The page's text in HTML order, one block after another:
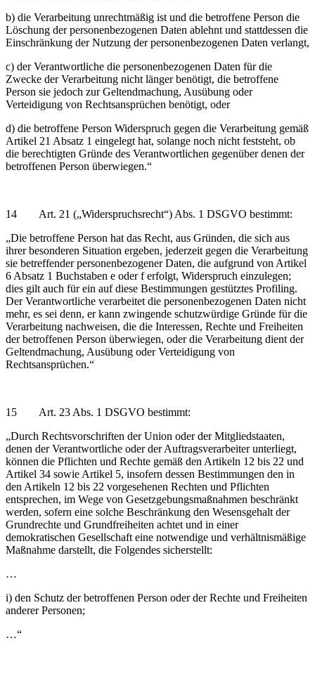
b) die Verarbeitung unrechtmäßig ist und die betroffene Person die
Löschung der personenbezogenen Daten ablehnt und stattdessen die
Einschränkung der Nutzung der personenbezogenen Daten verlangt,
c) der Verantwortliche die personenbezogenen Daten für die
Zwecke der Verarbeitung nicht länger benötigt, die betroffene
Person sie jedoch zur Geltendmachung, Ausübung oder
Verteidigung von Rechtsansprüchen benötigt, oder
d) die betroffene Person Widerspruch gegen die Verarbeitung gemäß
Artikel 21 Absatz 1 eingelegt hat, solange noch nicht feststeht, ob
die berechtigten Gründe des Verantwortlichen gegenüber denen der
betroffenen Person überwiegen.“
14 Art. 21 („Widerspruchsrecht“) Abs. 1 DSGVO bestimmt:
„Die betroffene Person hat das Recht, aus Gründen, die sich aus
ihrer besonderen Situation ergeben, jederzeit gegen die Verarbeitung
sie betreffender personenbezogener Daten, die aufgrund von Artikel
6 Absatz 1 Buchstaben e oder f erfolgt, Widerspruch einzulegen;
dies gilt auch für ein auf diese Bestimmungen gestütztes Profiling.
Der Verantwortliche verarbeitet die personenbezogenen Daten nicht
mehr, es sei denn, er kann zwingende schutzwürdige Gründe für die
Verarbeitung nachweisen, die die Interessen, Rechte und Freiheiten
der betroffenen Person überwiegen, oder die Verarbeitung dient der
Geltendmachung, Ausübung oder Verteidigung von
Rechtsansprüchen.“
15 Art. 23 Abs. 1 DSGVO bestimmt:
„Durch Rechtsvorschriften der Union oder der Mitgliedstaaten,
denen der Verantwortliche oder der Auftragsverarbeiter unterliegt,
können die Pflichten und Rechte gemäß den Artikeln 12 bis 22 und
Artikel 34 sowie Artikel 5, insofern dessen Bestimmungen den in
den Artikeln 12 bis 22 vorgesehenen Rechten und Pflichten
entsprechen, im Wege von Gesetzgebungsmaßnahmen beschränkt
werden, sofern eine solche Beschränkung den Wesensgehalt der
Grundrechte und Grundfreiheiten achtet und in einer
demokratischen Gesellschaft eine notwendige und verhältnismäßige
Maßnahme darstellt, die Folgendes sicherstellt:
…
i) den Schutz der betroffenen Person oder der Rechte und Freiheiten
anderer Personen;
…“